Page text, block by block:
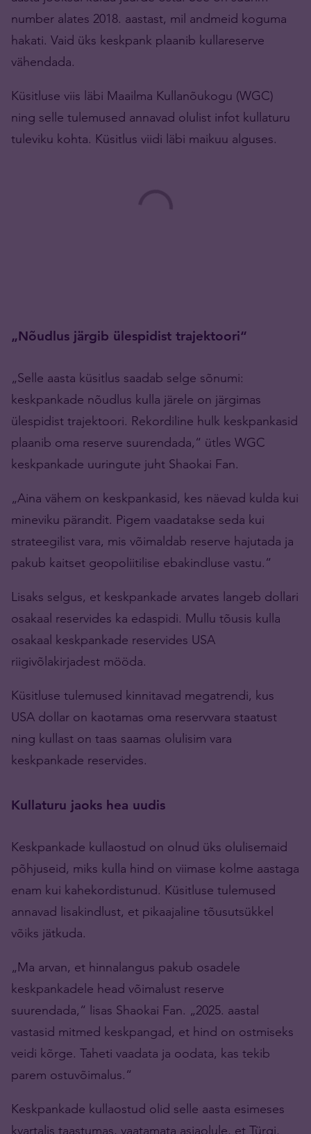
number alates 2018. aastast, mil andmeid koguma
hakati. Vaid üks keskpank plaanib kullareserve
vähendada.
Küsitluse viis läbi Maailma Kullanõukogu (WGC)
ning selle tulemused annavad olulist infot kullaturu
tuleviku kohta. Küsitlus viidi läbi maikuu alguses.
„Nõudlus järgib ülespidist trajektoori“
„Selle aasta küsitlus saadab selge sõnumi:
keskpankade nõudlus kulla järele on järgimas
ülespidist trajektoori. Rekordiline hulk keskpankasid
plaanib oma reserve suurendada,“ ütles WGC
keskpankade uuringute juht Shaokai Fan.
„Aina vähem on keskpankasid, kes näevad kulda kui
mineviku pärandit. Pigem vaadatakse seda kui
strateegilist vara, mis võimaldab reserve hajutada ja
pakub kaitset geopoliitilise ebakindluse vastu.“
Lisaks selgus, et keskpankade arvates langeb dollari
osakaal reservides ka edaspidi. Mullu tõusis kulla
osakaal keskpankade reservides USA
riigivõlakirjadest mööda.
Küsitluse tulemused kinnitavad megatrendi, kus
USA dollar on kaotamas oma reservvara staatust
ning kullast on taas saamas olulisim vara
keskpankade reservides.
Kullaturu jaoks hea uudis
Keskpankade kullaostud on olnud üks olulisemaid
põhjuseid, miks kulla hind on viimase kolme aastaga
enam kui kahekordistunud. Küsitluse tulemused
annavad lisakindlust, et pikaajaline tõusutsükkel
võiks jätkuda.
„Ma arvan, et hinnalangus pakub osadele
keskpankadele head võimalust reserve
suurendada,“ lisas Shaokai Fan. „2025. aastal
vastasid mitmed keskpangad, et hind on ostmiseks
veidi kõrge. Taheti vaadata ja oodata, kas tekib
parem ostuvõimalus.“
Keskpankade kullaostud olid selle aasta esimeses
kvartalis taastumas, vaatamata asjaolule, et Türgi,